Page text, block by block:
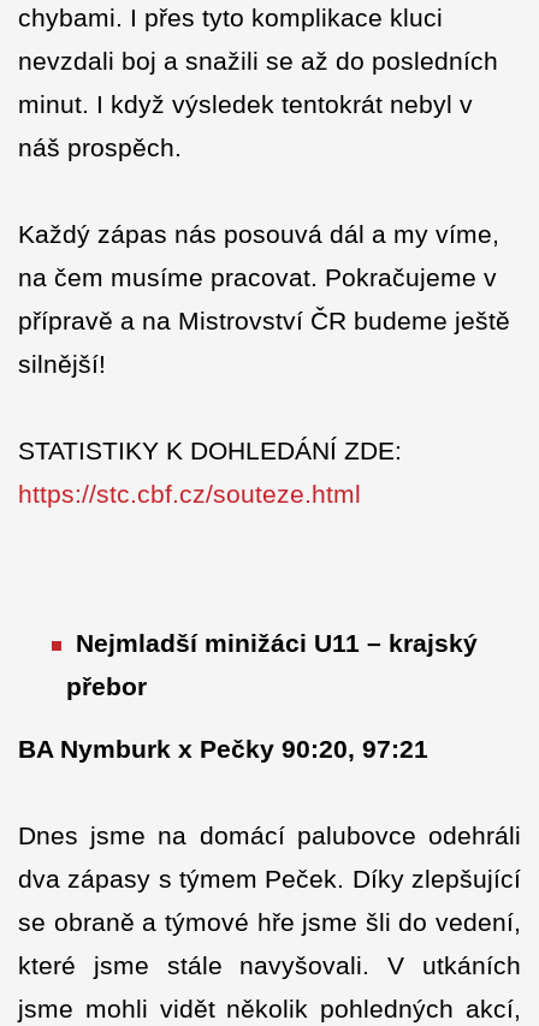
chybami. I přes tyto komplikace kluci
nevzdali boj a snažili se až do posledních
minut. I když výsledek tentokrát nebyl v
náš prospěch.
Každý zápas nás posouvá dál a my víme,
na čem musíme pracovat. Pokračujeme v
přípravě a na Mistrovství ČR budeme ještě
silnější!
STATISTIKY K DOHLEDÁNÍ ZDE:
https://stc.cbf.cz/souteze.html
Nejmladší minižáci U11 – krajský
přebor
BA Nymburk x Pečky 90:20, 97:21
Dnes jsme na domácí palubovce odehráli
dva zápasy s týmem Peček. Díky zlepšující
se obraně a týmové hře jsme šli do vedení,
které jsme stále navyšovali. V utkáních
jsme mohli vidět několik pohledných akcí,